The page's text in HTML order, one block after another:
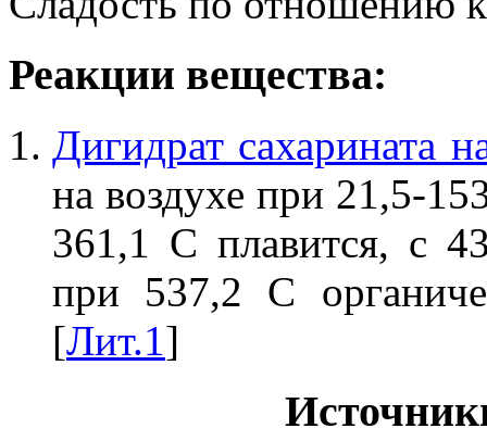
Реакции вещества:
Дигидрат сахарината
на воздухе при 21,5-
361,1 С плавится, с
при 537,2 С
[Лит.1]